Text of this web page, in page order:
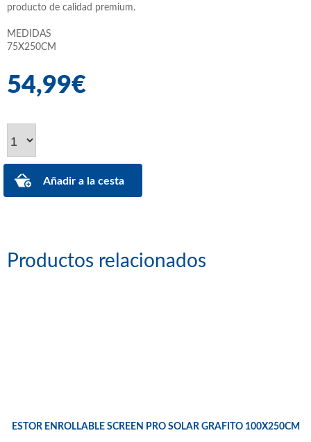
producto de calidad premium.
MEDIDAS
75X250CM
54,99€
Productos relacionados
ESTOR ENROLLABLE SCREEN PRO SOLAR GRAFITO 100X250CM